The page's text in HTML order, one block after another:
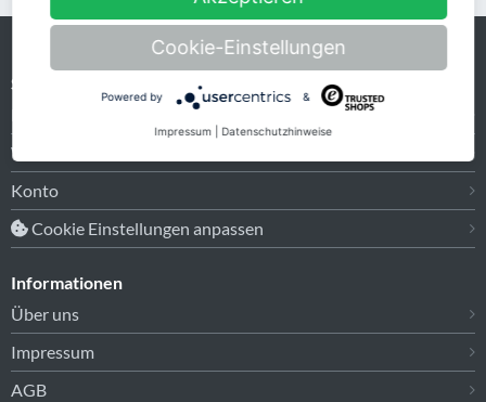
Service
Warenkorb
Konto
Cookie Einstellungen anpassen
Informationen
Über uns
Impressum
AGB
Cookie-Einstellungen
Powered by &
Impressum Datenschutzhinweise